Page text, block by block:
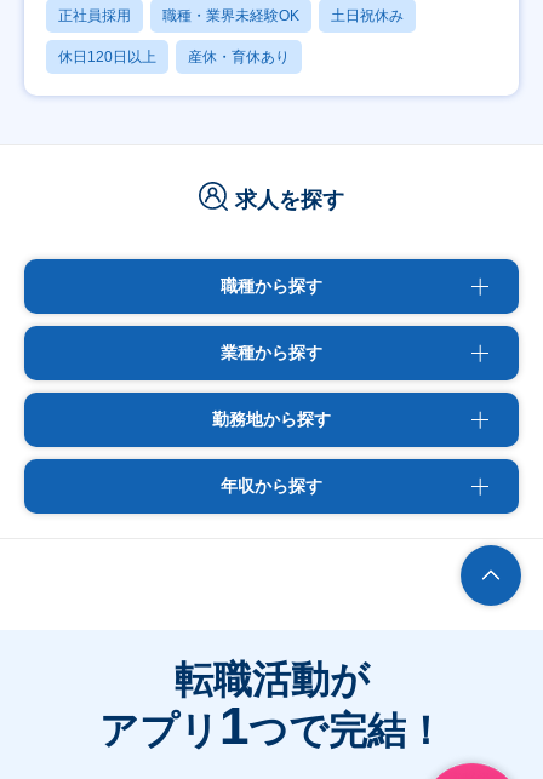
正社員採用 職種・業界未経験OK 土日祝休み
休日120日以上 産休・育休あり
求人を探す
職種から探す
業種から探す
勤務地から探す
年収から探す
転職活動が
アプリ 1つで完結！